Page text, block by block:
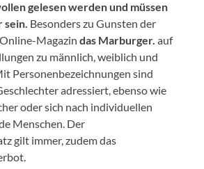
gelesen werden und müssen
sein. Besonders zu Gunsten der
Magazin das Marburger. auf
zu männlich, weiblich und
Personenbezeichnungen sind
adressiert, ebenso wie
oder sich nach individuellen
Menschen. Der
gilt immer, zudem das